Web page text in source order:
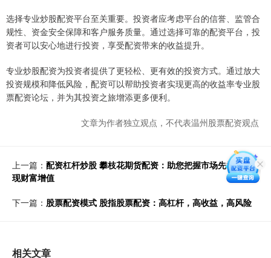
选择专业炒股配资平台至关重要。投资者应考虑平台的信誉、监管合
规性、资金安全保障和客户服务质量。通过选择可靠的配资平台，投
资者可以安心地进行投资，享受配资带来的收益提升。
专业炒股配资为投资者提供了更轻松、更有效的投资方式。通过放大
投资规模和降低风险，配资可以帮助投资者实现更高的收益率专业股
票配资论坛，并为其投资之旅增添更多便利。
文章为作者独立观点，不代表温州股票配资观点
上一篇： 配资杠杆炒股 攀枝花期货配资：助您把握市场先机，实
现财富增值
下一篇： 股票配资模式 股指股票配资：高杠杆，高收益，高风险
相关文章